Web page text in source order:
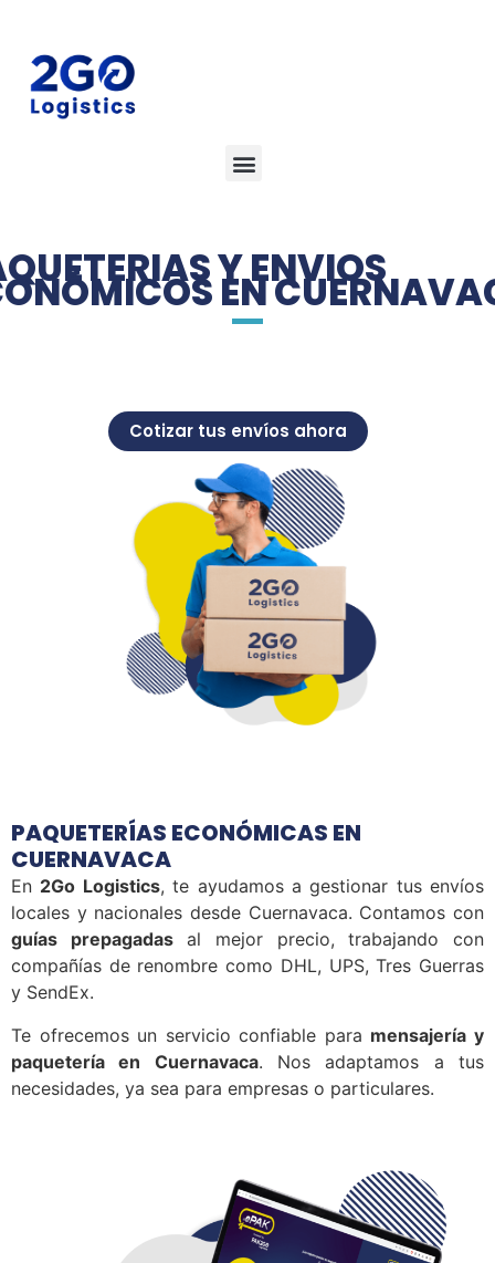
Y ENVIOS
EN
Cotizar tus envíos ahora
PAQUETERÍAS ECONÓMICAS EN
CUERNAVACA
En 2Go Logistics, te ayudamos a gestionar tus envíos
locales y nacionales desde Cuernavaca. Contamos con
guías prepagadasal mejor precio, trabajando con
compañías de renombre como DHL, UPS, Tres Guerras
y SendEx.
Te ofrecemos un servicio confiable para mensajería y
paquetería en Cuernavaca. Nos adaptamos a tus
necesidades, ya sea para empresas o particulares.